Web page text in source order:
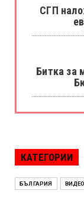
СГП
Битка за
Без
КАТЕГОРИИ
БЪЛГАРИЯ ВИДЕО